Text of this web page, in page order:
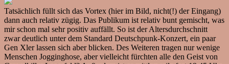
Tatsächlich füllt sich das Vortex (hier im Bild, nicht(!) der Eingang)
dann auch relativ zügig. Das Publikum ist relativ bunt gemischt, was
mir schon mal sehr positiv auffällt. So ist der Altersdurchschnitt
zwar deutlich unter dem Standard Deutschpunk-Konzert, ein paar
Gen Xler lassen sich aber blicken. Des Weiteren tragen nur wenige
Menschen Jogginghose, aber vielleicht fürchten alle den Geist von